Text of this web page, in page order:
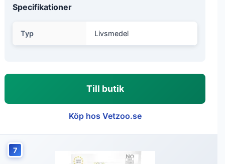
Specifikationer
Typ Livsmedel
Till butik
Köp hos Vetzoo.se
7